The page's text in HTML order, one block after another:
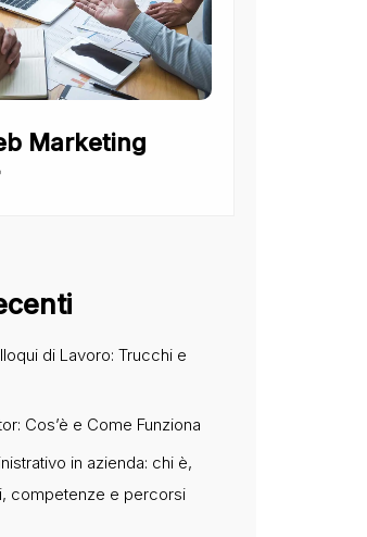
Marketing
di Lavoro: Trucchi e
Cos’è e Come Funziona
in azienda: chi è,
competenze e percorsi